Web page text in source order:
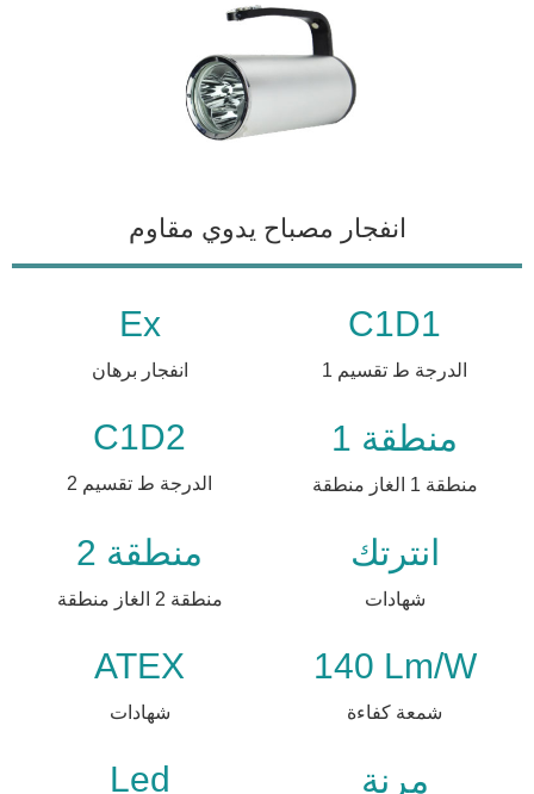
انفجار مصباح يدوي مقاوم
Ex
انفجار برهان
C1D1
الدرجة ط تقسيم 1
C1D2
الدرجة ط تقسيم 2
منطقة 1
منطقة 1 الغاز منطقة
منطقة 2
منطقة 2 الغاز منطقة
انترتك
شهادات
ATEX
شهادات
140 Lm/W
شمعة كفاءة
Led مرنة